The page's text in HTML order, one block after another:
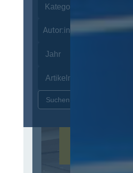
Autor:innen